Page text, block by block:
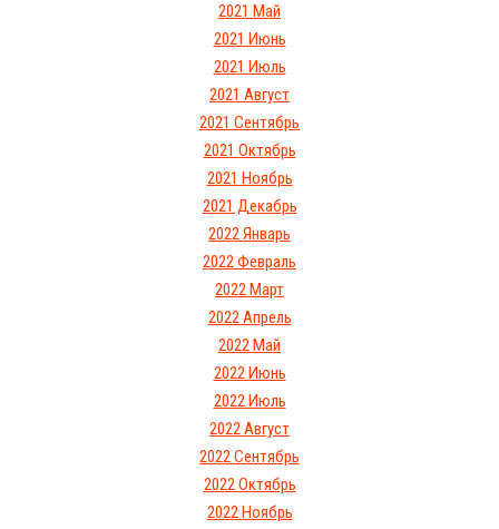
2021 Май
2021 Июнь
2021 Июль
2021 Август
2021 Сентябрь
2021 Октябрь
2021 Ноябрь
2021 Декабрь
2022 Январь
2022 Февраль
2022 Март
2022 Апрель
2022 Май
2022 Июнь
2022 Июль
2022 Август
2022 Сентябрь
2022 Октябрь
2022 Ноябрь